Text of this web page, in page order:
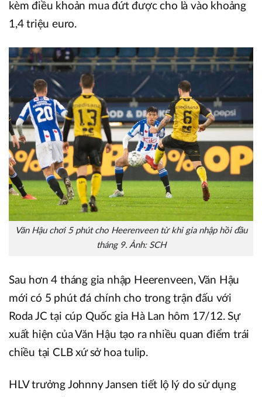
kèm điều khoản mua đứt được cho là vào khoảng
1,4 triệu euro.
Văn Hậu chơi 5 phút cho Heerenveen từ khi gia nhập hồi đầu
tháng 9. Ảnh: SCH
Sau hơn 4 tháng gia nhập Heerenveen, Văn Hậu
mới có 5 phút đá chính cho trong trận đấu với
Roda JC tại cúp Quốc gia Hà Lan hôm 17/12. Sự
xuất hiện của Văn Hậu tạo ra nhiều quan điểm trái
chiều tại CLB xứ sở hoa tulip.
HLV trưởng Johnny Jansen tiết lộ lý do sử dụng